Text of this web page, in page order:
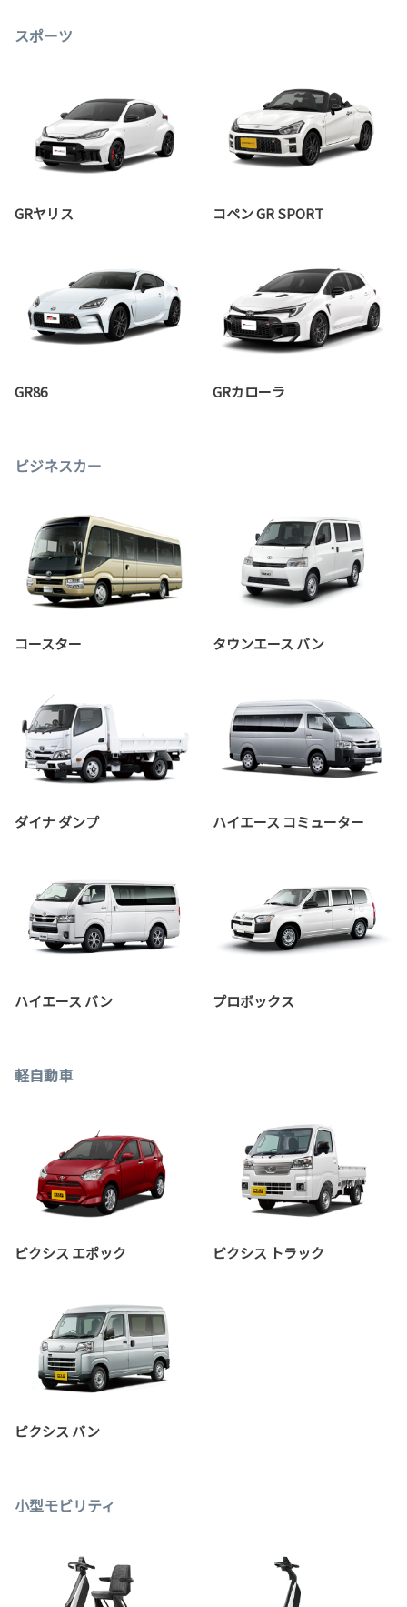
スポーツ
GRヤリス コペン GR SPORT
GR86 GRカローラ
ビジネスカー
コースター タウンエース バン
ダイナ ダンプ ハイエース コミューター
ハイエース バン プロボックス
軽自動車
ピクシス エポック ピクシス トラック
ピクシス バン
小型モビリティ